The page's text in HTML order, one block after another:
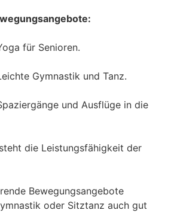
Senioren.
und Tanz.
und Ausflüge in die
die Leistungsfähigkeit der
Bewegungsangebote
oder Sitztanz auch gut